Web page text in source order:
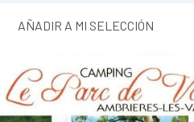
AÑADIR A MI SELECCIÓN